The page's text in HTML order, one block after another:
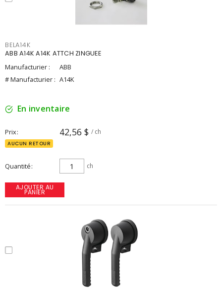
BELA14K
ABB A14K A14K ATTCH ZINGUEE
Manufacturier :
ABB
# Manufacturier : A14K
En inventaire
Prix 42,56 $ / ch
AUCUN RETOUR
Quantité ch
AJOUTER AU
PANIER